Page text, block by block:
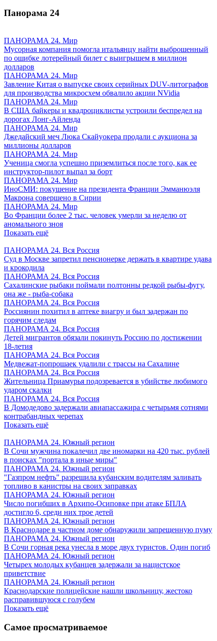
Панорама 24
ПАНОРАМА 24. Мир
Мусорная компания помогла итальянцу найти выброшенный
по ошибке лотерейный билет с выигрышем в миллион
долларов
ПАНОРАМА 24. Мир
Завление Китая о выпуске своих серийных DUV-литографов
для производства микросхем обвалило акции NVidia
ПАНОРАМА 24. Мир
В США байкеры и квадроциклисты устроили беспредел на
дорогах Лонг-Айленда
ПАНОРАМА 24. Мир
Джедайский меч Люка Скайуокера продали с аукциона за
миллионы долларов
ПАНОРАМА 24. Мир
Ученица смогла успешно приземлиться после того, как ее
инструктор-пилот выпал за борт
ПАНОРАМА 24. Мир
ИноСМИ: покушение на президента Франции Эмманюэля
Макрона совершено в Сирии
ПАНОРАМА 24. Мир
Во Франции более 2 тыс. человек умерли за неделю от
аномального зноя
Показать ещё
ПАНОРАМА 24. Вся Россия
Суд в Москве запретил пенсионерке держать в квартире удава
и крокодила
ПАНОРАМА 24. Вся Россия
Сахалинские рыбаки поймали полтонны редкой рыбы-фугу,
она же - рыба-собака
ПАНОРАМА 24. Вся Россия
Россиянин похитил в аптеке виагру и был задержан по
горячим следам
ПАНОРАМА 24. Вся Россия
Детей мигрантов обязали покинуть Россию по достижении
18-летия
ПАНОРАМА 24. Вся Россия
Медвежат-попрошаек удалили с трассы на Сахалине
ПАНОРАМА 24. Вся Россия
Жительница Приамурья подозревается в убийстве любимого
ударом скалки
ПАНОРАМА 24. Вся Россия
В Домодедово задержали авиапассажира с четырьмя сотнями
контрабандных черепах
Показать ещё
ПАНОРАМА 24. Южный регион
В Сочи мужчина покалечил две иномарки на 420 тыс. рублей
в поисках "портала в иные миры"
ПАНОРАМА 24. Южный регион
"Газпром нефть" разрешила кубанским водителям заливать
топливо в канистры на своих заправках
ПАНОРАМА 24. Южный регион
Число погибших в Архипо-Осиповке при атаке БПЛА
достигло 6, среди них трое детей
ПАНОРАМА 24. Южный регион
В Краснодаре в частном доме обнаружили запрещенную пуму
ПАНОРАМА 24. Южный регион
В Сочи горная река унесла в море двух туристов. Один погиб
ПАНОРАМА 24. Южный регион
Четырех молодых кубанцев задержали за нацистское
приветствие
ПАНОРАМА 24. Южный регион
Краснодарские полицейские нашли школьницу, жестоко
расправившуюся с голубем
Показать ещё
Самое просматриваемое